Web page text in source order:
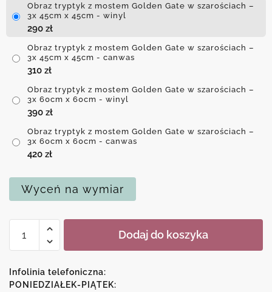
Obraz tryptyk z mostem Golden Gate w szarościach –
3x 45cm x 45cm - winyl
290 zł
Obraz tryptyk z mostem Golden Gate w szarościach –
3x 45cm x 45cm - canwas
310 zł
Obraz tryptyk z mostem Golden Gate w szarościach –
3x 60cm x 60cm - winyl
390 zł
Obraz tryptyk z mostem Golden Gate w szarościach –
3x 60cm x 60cm - canwas
420 zł
Wyceń na wymiar
Obraz
z
mostem
Dodaj do koszyka
Infolinia telefoniczna:
PONIEDZIAŁEK-PIĄTEK: